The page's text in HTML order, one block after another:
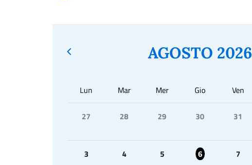
AGOSTO 2026
Lun Mar Mer Gio Ven
27 28 29 30 31
3 4 5 6 7